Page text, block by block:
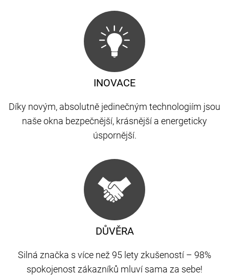
DŮVĚRA
Silná značka s více než 95 lety zkušeností – 98%
spokojenost zákazníků mluví sama za sebe!
INOVACE
Díky novým, absolutně jedinečným technologiím jsou
naše okna bezpečnější, krásnější a energeticky
úspornější.